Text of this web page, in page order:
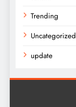
Trending
Uncategorized
update